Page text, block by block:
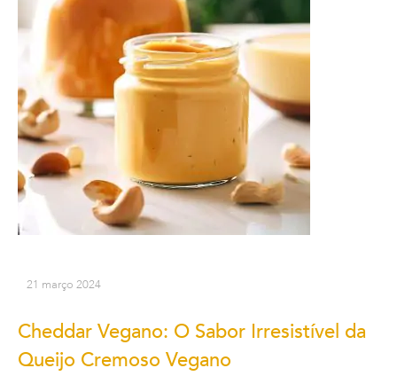
21 março 2024
Cheddar Vegano: O Sabor Irresistível da
Queijo Cremoso Vegano